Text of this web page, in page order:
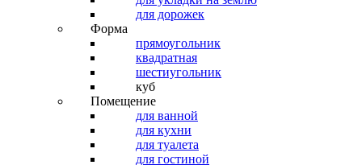
для дорожек
Форма
прямоугольник
квадратная
шестиугольник
куб
Помещение
для ванной
для кухни
для туалета
для гостиной